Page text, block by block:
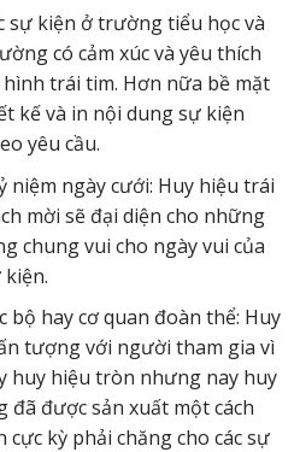
sự kiện ở trường tiểu học và
có cảm xúc và yêu thích
trái tim. Hơn nữa bề mặt
kế và in nội dung sự kiện
yêu cầu.
niệm ngày cưới: Huy hiệu trái
mời sẽ đại diện cho những
chung vui cho ngày vui của
bộ hay cơ quan đoàn thể: Huy
tượng với người tham gia vì
huy hiệu tròn nhưng nay huy
đã được sản xuất một cách
kỳ phải chăng cho các sự